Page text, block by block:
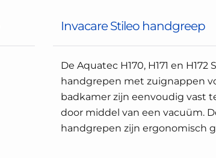
Invacare Stileo handgreep
De Aquatec H170, H171 en H172
handgrepen met zuignappen
badkamer zijn eenvoudig vast
door middel van een vacuüm.
handgrepen zijn ergonomisch